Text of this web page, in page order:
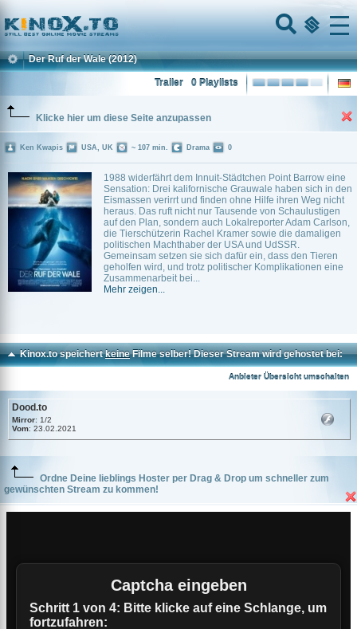
Home
Menu
Der Ruf der Wale (2012)
0 Playlists
Trailer
Klicke hier um diese Seite anzupassen
1988 widerfährt dem Innuit-Städtchen Point Barrow eine
Sensation: Drei kalifornische Grauwale haben sich in den
Eismassen verirrt und finden ohne Hilfe ihren Weg nicht
heraus. Das ruft nicht nur Tausende von Schaulustigen
auf den Plan, sondern auch Lokalreporter Adam Carlson,
die Tierschützerin Rachel Kramer sowie die damaligen
politischen Machthaber der USA und UdSSR.
Gemeinsam setzen sie sich dafür ein, dass den Tieren
geholfen wird, und trotz politischer Komplikationen eine
Zusammenarbeit bei...
Mehr zeigen...
Ken Kwapis USA, UK ~ 107 min. Drama 0
Kinox.to speichertkeineFilme selber! Dieser Stream wird gehostet bei:
Anbieter Übersicht umschalten
Dood.to
Mirror: 1/2
Vom: 23.02.2021
Ordne Deine lieblings Hoster per Drag & Drop um schneller zum
gewünschten Stream zu kommen!